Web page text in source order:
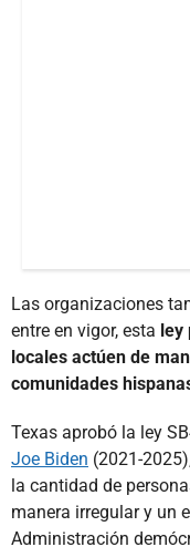
Las organizaciones
entre en vigor, esta ley
locales actúen de
comunidades
Texas aprobó la ley
Joe Biden (2021-
la cantidad de
manera irregular y un
Administración